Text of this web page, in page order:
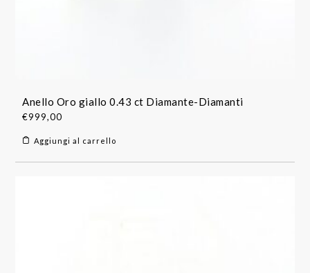
Anello Oro giallo 0.43 ct Diamante-Diamanti
€999,00
Aggiungi al carrello